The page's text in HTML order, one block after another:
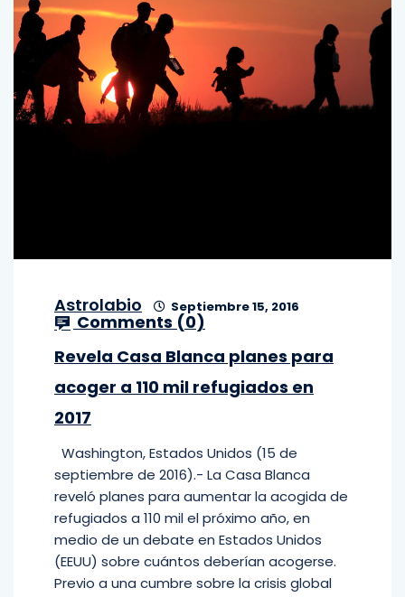
Astrolabio Septiembre 15, 2016
Comments (0)
Revela Casa Blanca planes para
acoger a 110 mil refugiados en
2017
Washington, Estados Unidos (15 de
septiembre de 2016).- La Casa Blanca
reveló planes para aumentar la acogida de
refugiados a 110 mil el próximo año, en
medio de un debate en Estados Unidos
(EEUU) sobre cuántos deberían acogerse.
Previo a una cumbre sobre la crisis global